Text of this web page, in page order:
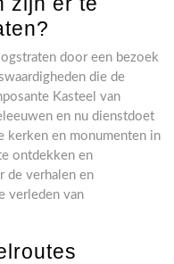
door een bezoek
die de
Kasteel van
en nu dienstdoet
kerken en monumenten in
ontdekken en
de verhalen en
verleden van